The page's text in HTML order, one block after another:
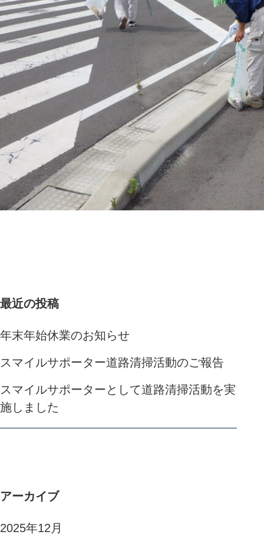
最近の投稿
年末年始休業のお知らせ
スマイルサポーター道路清掃活動のご報告
スマイルサポーターとして道路清掃活動を実
施しました
アーカイブ
2025年12月